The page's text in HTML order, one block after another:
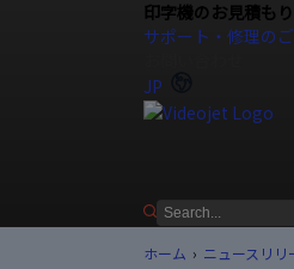
印字機のお見積も
サポート・修理の
JP
ホーム › ニュースリリ